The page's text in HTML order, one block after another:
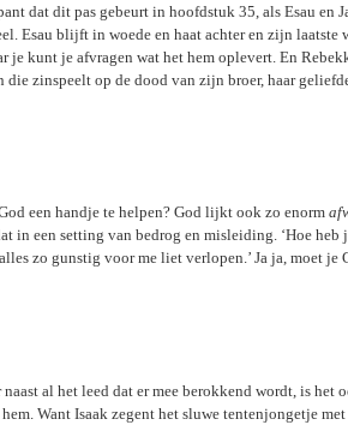
dat dit pas gebeurt in hoofdstuk 35, als Esau en
Esau blijft in woede en haat achter en zijn laatste
je kunt je afvragen wat het hem oplevert. En
zinspeelt op de dood van zijn broer, haar
een handje te helpen? God lijkt ook zo enorm
in een setting van bedrog en misleiding. ‘Hoe
zo gunstig voor me liet verlopen.’ Ja ja, moet je
al het leed dat er mee berokkend wordt, is het
Want Isaak zegent het sluwe tentenjongetje